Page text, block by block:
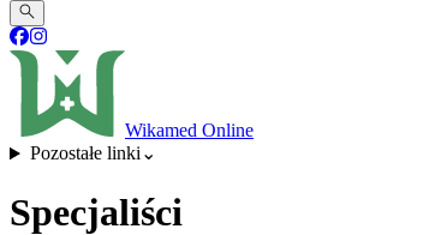
Wikamed Online
Pozostałe linki ⌄
Specjaliści